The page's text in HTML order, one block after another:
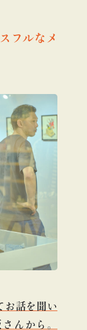
フルなメ
お話を聞い
んから。